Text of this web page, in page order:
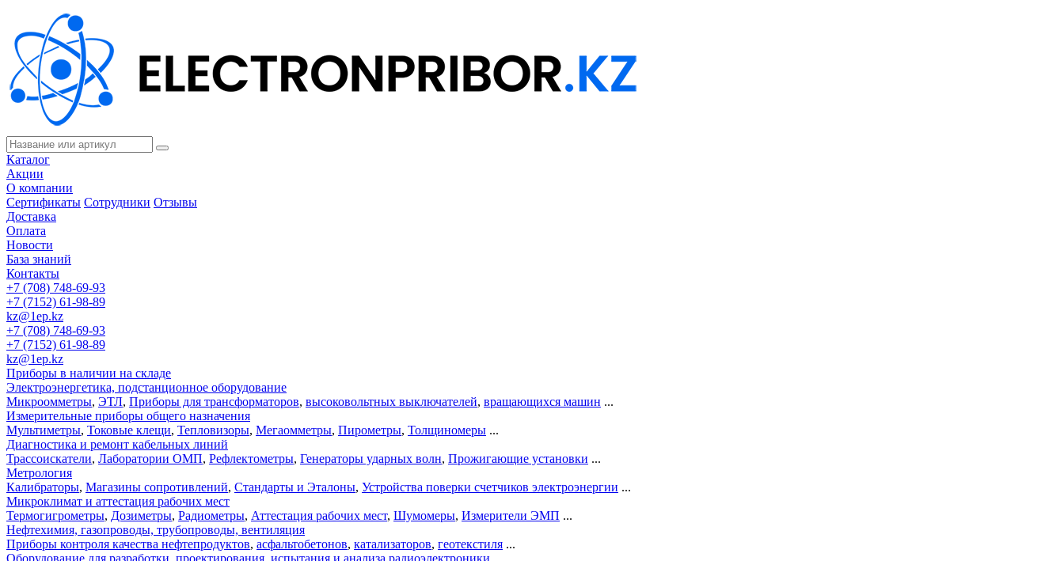
Каталог
Акции
О компании
Сертификаты Сотрудники Отзывы
Доставка
Оплата
Новости
База знаний
Контакты
+7 (708) 748-69-93
+7 (7152) 61-98-89
kz@1ep.kz
+7 (708) 748-69-93
+7 (7152) 61-98-89
kz@1ep.kz
Приборы в наличии на складе
Электроэнергетика, подстанционное оборудование
Микроомметры, ЭТЛ, Приборы для трансформаторов, высоковольтных выключателей, вращающихся машин ...
Измерительные приборы общего назначения
Мультиметры, Токовые клещи, Тепловизоры, Мегаомметры, Пирометры, Толщиномеры ...
Диагностика и ремонт кабельных линий
Трассоискатели, Лаборатории ОМП, Рефлектометры, Генераторы ударных волн, Прожигающие установки ...
Метрология
Калибраторы, Магазины сопротивлений, Стандарты и Эталоны, Устройства поверки счетчиков электроэнергии ...
Микроклимат и аттестация рабочих мест
Термогигрометры, Дозиметры, Радиометры, Аттестация рабочих мест, Шумомеры, Измерители ЭМП ...
Нефтехимия, газопроводы, трубопроводы, вентиляция
Приборы контроля качества нефтепродуктов, асфальтобетонов, катализаторов, геотекстиля ...
Оборудование для разработки, проектирования, испытания и анализа радиоэлектроники